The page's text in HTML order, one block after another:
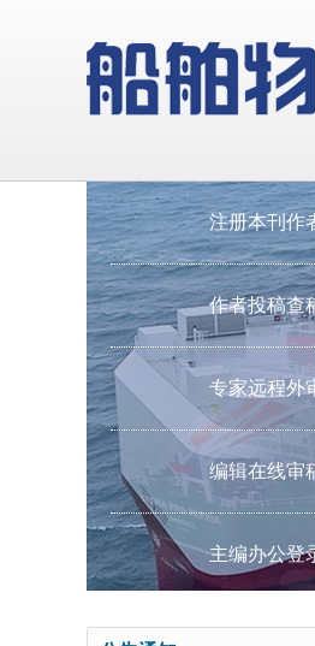
注册本刊作
作者投稿查
专家远程外
编辑在线审
主编办公登